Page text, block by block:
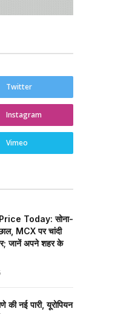
Twitter
Instagram
Vimeo
Today: सोना-
MCX पर चांदी
जानें अपने शहर के
की नई पारी, यूरोपियन